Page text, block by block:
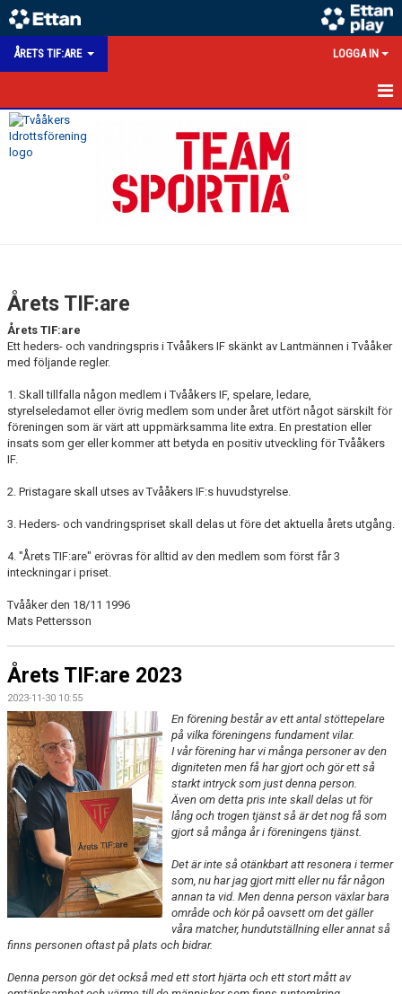
ÅRETS TIF:ARE LOGGA IN
HEM
Årets TIF:are
Årets TIF:are
Ett heders- och vandringspris i Tvååkers IF skänkt av Lantmännen i Tvååker
med följande regler.
1. Skall tillfalla någon medlem i Tvååkers IF, spelare, ledare,
styrelseledamot eller övrig medlem som under året utfört något särskilt för
föreningen som är värt att uppmärksamma lite extra. En prestation eller
insats som ger eller kommer att betyda en positiv utveckling för Tvååkers
IF.
2. Pristagare skall utses av Tvååkers IF:s huvudstyrelse.
3. Heders- och vandringspriset skall delas ut före det aktuella årets utgång.
4. "Årets TIF:are" erövras för alltid av den medlem som först får 3
inteckningar i priset.
Tvååker den 18/11 1996
Mats Pettersson
Årets TIF:are 2023
2023-11-30 10:55
En förening består av ett antal stöttepelare
på vilka föreningens fundament vilar.
I vår förening har vi många personer av den
digniteten men få har gjort och gör ett så
starkt intryck som just denna person.
Även om detta pris inte skall delas ut för
lång och trogen tjänst så är det nog få som
gjort så många år i föreningens tjänst.
Det är inte så otänkbart att resonera i termer
som, nu har jag gjort mitt eller nu får någon
annan ta vid. Men denna person växlar bara
område och kör på oavsett om det gäller
våra matcher, hundutställning eller annat så
finns personen oftast på plats och bidrar.
Denna person gör det också med ett stort hjärta och ett stort mått av